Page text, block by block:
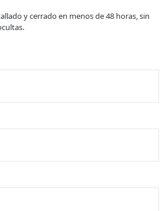
y cerrado en menos de 48 horas, sin